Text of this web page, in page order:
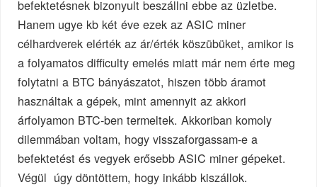
befektetésnek bizonyult beszállni ebbe az üzletbe.
Hanem ugye kb két éve ezek az ASIC miner
célhardverek elérték az ár/érték köszübüket, amikor is
a folyamatos difficulty emelés miatt már nem érte meg
folytatni a BTC bányászatot, hiszen több áramot
használtak a gépek, mint amennyit az akkori
árfolyamon BTC-ben termeltek. Akkoriban komoly
dilemmában voltam, hogy visszaforgassam-e a
befektetést és vegyek erősebb ASIC miner gépeket.
Végül úgy döntöttem, hogy inkább kiszállok.